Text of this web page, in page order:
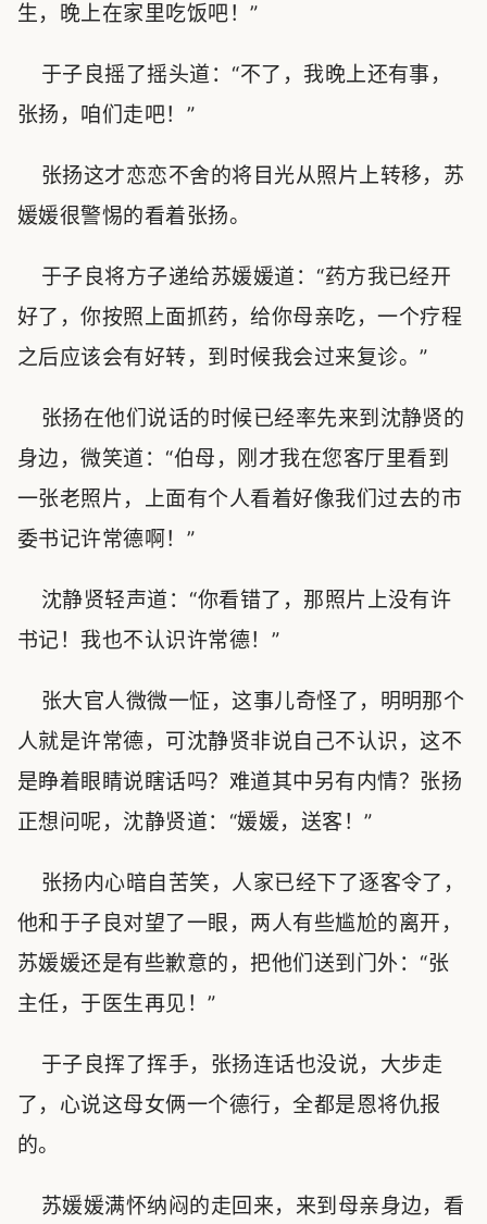
生，晚上在家里吃饭吧！”
于子良摇了摇头道：“不了，我晚上还有事，
张扬，咱们走吧！”
张扬这才恋恋不舍的将目光从照片上转移，苏
媛媛很警惕的看着张扬。
于子良将方子递给苏媛媛道：“药方我已经开
好了，你按照上面抓药，给你母亲吃，一个疗程
之后应该会有好转，到时候我会过来复诊。”
张扬在他们说话的时候已经率先来到沈静贤的
身边，微笑道：“伯母，刚才我在您客厅里看到
一张老照片，上面有个人看着好像我们过去的市
委书记许常德啊！”
沈静贤轻声道：“你看错了，那照片上没有许
书记！我也不认识许常德！”
张大官人微微一怔，这事儿奇怪了，明明那个
人就是许常德，可沈静贤非说自己不认识，这不
是睁着眼睛说瞎话吗？难道其中另有内情？张扬
正想问呢，沈静贤道：“媛媛，送客！”
张扬内心暗自苦笑，人家已经下了逐客令了，
他和于子良对望了一眼，两人有些尴尬的离开，
苏媛媛还是有些歉意的，把他们送到门外：“张
主任，于医生再见！”
于子良挥了挥手，张扬连话也没说，大步走
了，心说这母女俩一个德行，全都是恩将仇报
的。
苏媛媛满怀纳闷的走回来，来到母亲身边，看